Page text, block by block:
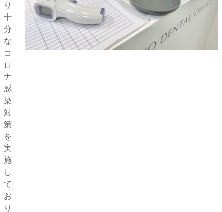
り
十
分
な
コ
ロ
ナ
感
染
対
策
を
実
施
し
て
お
り